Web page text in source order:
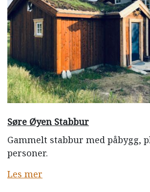
Søre Øyen Stabbur
Gammelt stabbur med påbygg,
personer.
Les mer